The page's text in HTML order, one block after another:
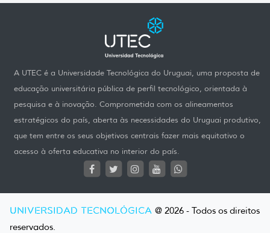
A UTEC é a Universidade Tecnológica do Uruguai, uma proposta de
educação universitária pública de perfil tecnológico, orientada à
pesquisa e à inovação. Comprometida com os alineamentos
estratégicos do país, aberta às necessidades do Uruguai produtivo,
que tem entre os seus objetivos centrais fazer mais equitativo o
acesso à oferta educativa no interior do país.
UNIVERSIDAD TECNOLÓGICA @ 2026 - Todos os direitos
reservados.